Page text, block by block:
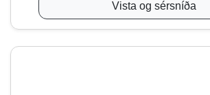
Vista og sérsníða